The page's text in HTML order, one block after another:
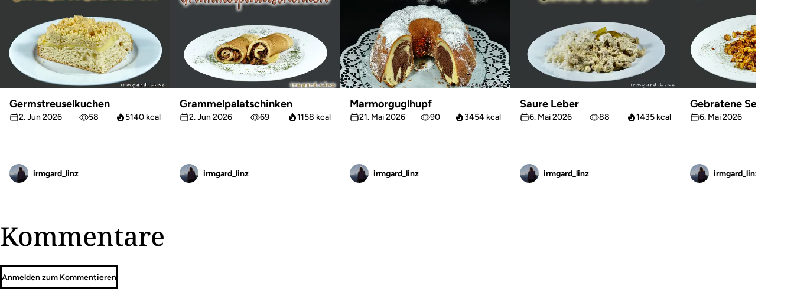
Germstreuselkuchen
2. Jun 2026 58 5140 kcal
irmgard_linz
Grammelpalatschinken
2. Jun 2026 69 1158 kcal
irmgard_linz
Marmorguglhupf
21. Mai 2026 90 3454 kcal
irmgard_linz
Saure Leber
6. Mai 2026 88 1435 kcal
irmgard_linz
Gebratene Sellerie
6. Mai 2026
irmgard_linz
Kommentare
Anmelden zum Kommentieren